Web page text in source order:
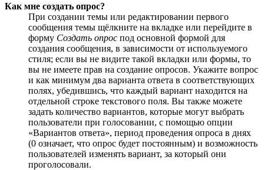
Как мне создать опрос?
При создании темы или редактировании первого
сообщения темы щёлкните на вкладке или перейдите в
форму Создать опрос под основной формой для
создания сообщения, в зависимости от используемого
стиля; если вы не видите такой вкладки или формы, то
вы не имеете прав на создание опросов. Укажите вопрос
и как минимум два варианта ответа в соответствующих
полях, убедившись, что каждый вариант находится на
отдельной строке текстового поля. Вы также можете
задать количество вариантов, которые могут выбрать
пользователи при голосовании, с помощью опции
«Вариантов ответа», период проведения опроса в днях
(0 означает, что опрос будет постоянным) и возможность
пользователей изменять вариант, за который они
проголосовали.